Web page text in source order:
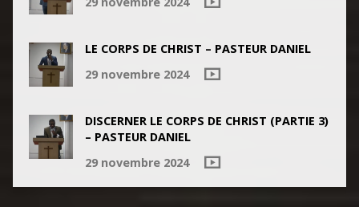
LE CORPS DE CHRIST – PASTEUR DANIEL
29 novembre 2024
DISCERNER LE CORPS DE CHRIST (PARTIE 3)
– PASTEUR DANIEL
29 novembre 2024